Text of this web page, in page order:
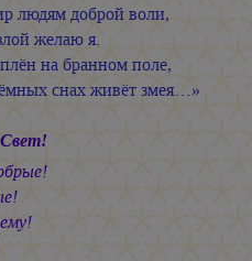
людям доброй воли,
желаю я.
на бранном поле,
снах живёт змея…»